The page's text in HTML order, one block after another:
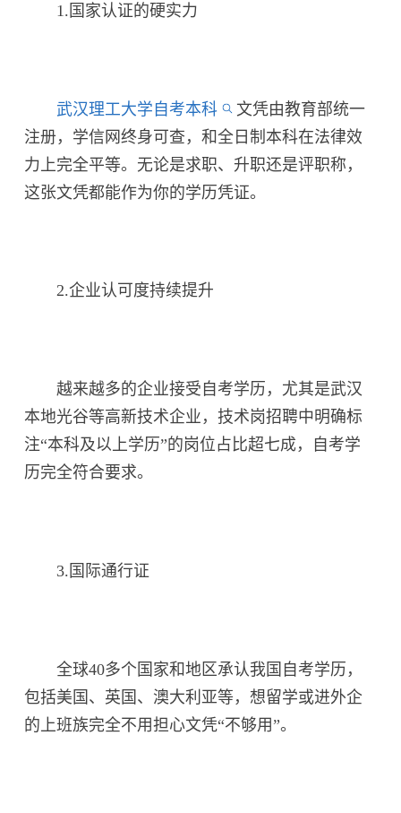
1.国家认证的硬实力
武汉理工大学自考本科
文凭由教育部统一
注册，学信网终身可查，和全日制本科在法律效
力上完全平等。无论是求职、升职还是评职称，
这张文凭都能作为你的学历凭证。
2.企业认可度持续提升
越来越多的企业接受自考学历，尤其是武汉
本地光谷等高新技术企业，技术岗招聘中明确标
注“本科及以上学历”的岗位占比超七成，自考学
历完全符合要求。
3.国际通行证
全球40多个国家和地区承认我国自考学历，
包括美国、英国、澳大利亚等，想留学或进外企
的上班族完全不用担心文凭“不够用”。